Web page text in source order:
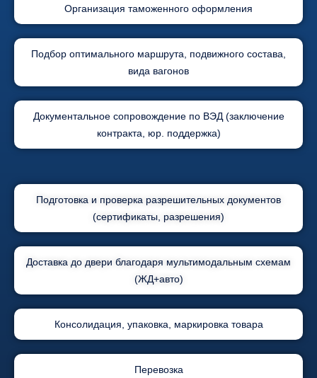
Организация таможенного оформления
Подбор оптимального маршрута, подвижного состава,
вида вагонов
Документальное сопровождение по ВЭД (заключение
контракта, юр. поддержка)
Подготовка и проверка разрешительных документов
(сертификаты, разрешения)
Доставка до двери благодаря мультимодальным схемам
(ЖД+авто)
Консолидация, упаковка, маркировка товара
Перевозка